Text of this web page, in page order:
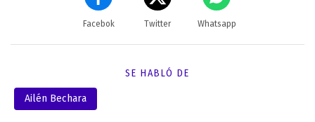
Facebok Twitter Whatsapp
SE HABLÓ DE
Ailén Bechara